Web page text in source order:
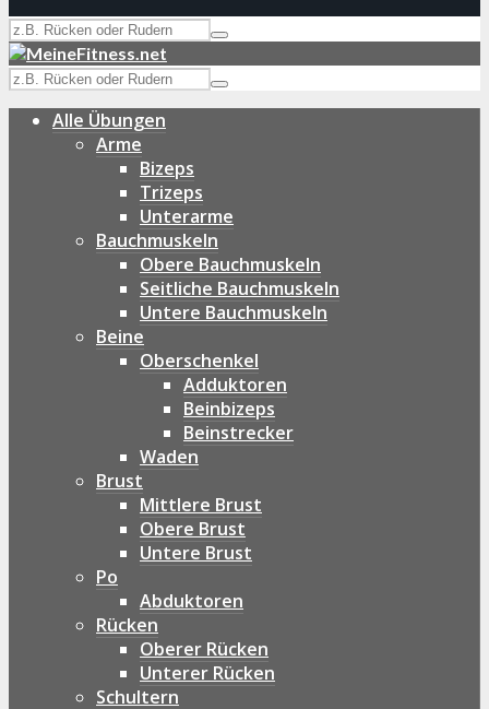
Alle Übungen
Arme
Bizeps
Trizeps
Unterarme
Bauchmuskeln
Obere Bauchmuskeln
Seitliche Bauchmuskeln
Untere Bauchmuskeln
Beine
Oberschenkel
Adduktoren
Beinbizeps
Beinstrecker
Waden
Brust
Mittlere Brust
Obere Brust
Untere Brust
Po
Abduktoren
Rücken
Oberer Rücken
Unterer Rücken
Schultern